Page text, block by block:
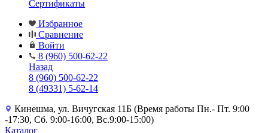
Сертификаты
Избранное
Сравнение
Войти
8 (960) 500-62-22
Назад
8 (960) 500-62-22
8 (49331) 5-62-14
Кинешма, ул. Вичугская 11Б (Время работы Пн.- Пт. 9:00
-17:30, Сб. 9:00-16:00, Вс.9:00-15:00)
Каталог